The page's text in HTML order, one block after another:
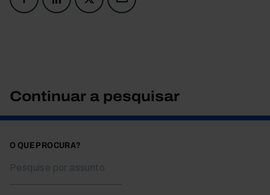
Continuar a pesquisar
O QUE PROCURA?